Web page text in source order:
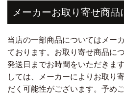
メーカーお取り寄せ商品
当店の一部商品についてはメー
ております。お取り寄せ商品に
発送日までお時間をいただきま
しては、メーカーによりお取り
だく可能性がございます。予め